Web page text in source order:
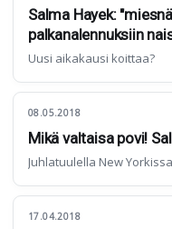
Salma Hayek:
palkanalennuksiin
Uusi aikakausi koittaa?
08.05.2018
Mikä valtaisa povi!
Juhlatuulella New
17.04.2018